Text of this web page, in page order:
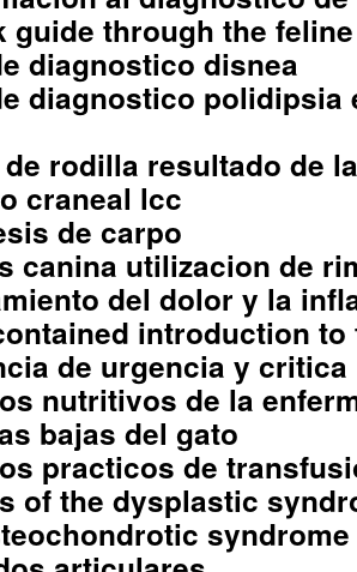
guide through the
diagnostico disnea
diagnostico polidipsia
rodilla resultado de
craneal lcc
de carpo
canina utilizacion de
del dolor y la
introduction
de urgencia y
nutritivos de la
bajas del gato
practicos de
of the dysplastic
syndrome